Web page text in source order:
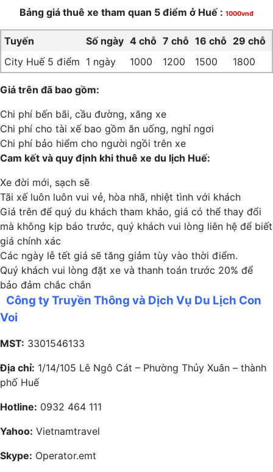
Bảng giá thuê xe tham quan 5 điểm ở Huế : 1000vnđ
Tuyến Số ngày 4 chỗ 7 chỗ 16 chỗ 29 chỗ
City Huế 5 điểm 1 ngày 1000 1200 1500 1800
Giá trên đã bao gồm:
Chi phí bến bãi, cầu đường, xăng xe
Chi phí cho tài xế bao gồm ăn uống, nghỉ ngơi
Chi phí bảo hiểm cho người ngồi trên xe
Cam kết và quy định khi thuê xe du lịch Huế:
Xe đời mới, sạch sẽ
Tãi xế luôn luôn vui vẻ, hòa nhã, nhiệt tình với khách
Giá trên để quý du khách tham khảo, giá có thể thay đổi
mà không kịp báo trước, quý khách vui lòng liên hệ để biết
giá chính xác
Các ngày lễ tết giá sẽ tăng giảm tùy vào thời điểm.
Quý khách vui lòng đặt xe và thanh toán trước 20% để
bảo đảm chắc chắn
Công ty Truyền Thông và Dịch Vụ Du Lịch Con
Voi
MST: 3301546133
Địa chỉ: 1/14/105 Lê Ngô Cát – Phường Thủy Xuân – thành
phố Huế
Hotline: 0932 464 111
Yahoo: Vietnamtravel
Skype: Operator.emt